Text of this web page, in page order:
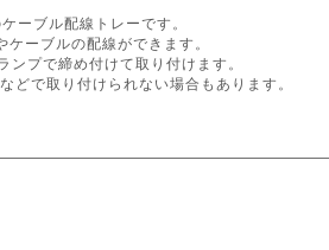
ーブル配線トレーです。
ーブルの配線ができます。
プで締め付けて取り付けます。
で取り付けられない場合もあります。